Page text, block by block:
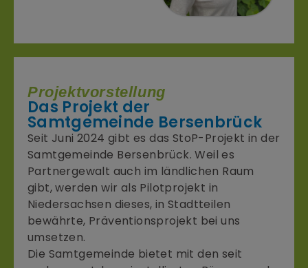
Projektvorstellung
Das Projekt der
Samtgemeinde Bersenbrück
Seit Juni 2024 gibt es das StoP-Projekt in der
Samtgemeinde Bersenbrück. Weil es
Partnergewalt auch im ländlichen Raum
gibt, werden wir als Pilotprojekt in
Niedersachsen dieses, in Stadtteilen
bewährte, Präventionsprojekt bei uns
umsetzen.
Die Samtgemeinde bietet mit den seit